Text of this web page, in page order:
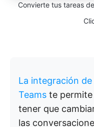
Convierte tus tareas
La integración
Teams te
tener que
las